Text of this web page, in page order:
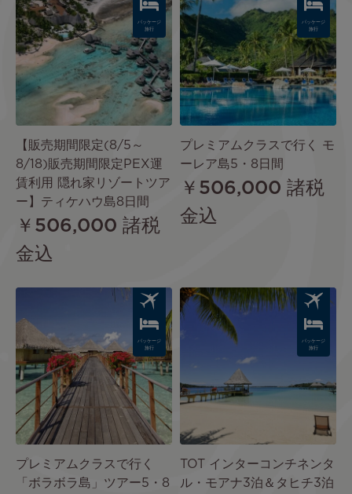
パッケージ
旅行
【販売期間限定(8/5～
8/18)販売期間限定PEX運
賃利用 隠れ家リゾートツア
ー】ティケハウ島8日間
￥506,000 諸税
金込
パッケージ
旅行
プレミアムクラスで行く モ
ーレア島5・8日間
￥506,000 諸税
金込
パッケージ
旅行
プレミアムクラスで行く
「ボラボラ島」ツアー5・8
Image
パッケージ
旅行
TOT インターコンチネンタ
ル・モアナ3泊＆タヒチ3泊